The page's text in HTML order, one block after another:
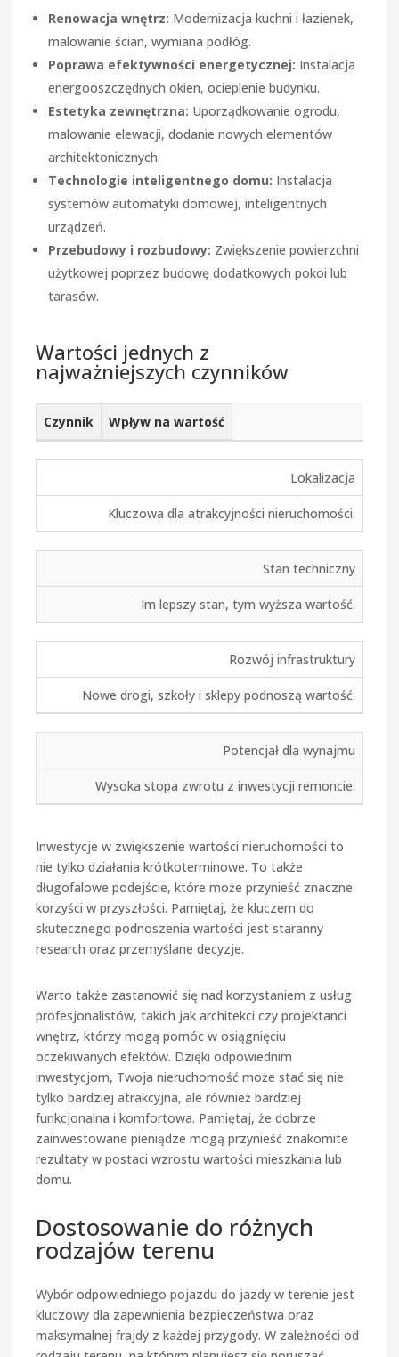
Renowacja wnętrz: Modernizacja kuchni i łazienek,
malowanie ścian, wymiana podłóg.
Poprawa efektywności energetycznej: Instalacja
energooszczędnych okien, ocieplenie budynku.
Estetyka zewnętrzna: Uporządkowanie ogrodu,
malowanie elewacji, dodanie nowych elementów
architektonicznych.
Technologie inteligentnego domu: Instalacja
systemów automatyki domowej, inteligentnych
urządzeń.
Przebudowy i rozbudowy: Zwiększenie powierzchni
użytkowej poprzez budowę dodatkowych pokoi lub
tarasów.
Wartości jednych z
najważniejszych czynników
Czynnik Wpływ na wartość
Lokalizacja
Kluczowa dla atrakcyjności nieruchomości.
Stan techniczny
Im lepszy stan, tym wyższa wartość.
Rozwój infrastruktury
Nowe drogi, szkoły i sklepy podnoszą wartość.
Potencjał dla wynajmu
Wysoka stopa zwrotu z inwestycji remoncie.
Inwestycje w zwiększenie wartości nieruchomości to
nie tylko działania krótkoterminowe. To także
długofalowe podejście, które może przynieść znaczne
korzyści w przyszłości. Pamiętaj, że kluczem do
skutecznego podnoszenia wartości jest staranny
research oraz przemyślane decyzje.
Warto także zastanowić się nad korzystaniem z usług
profesjonalistów, takich jak architekci czy projektanci
wnętrz, którzy mogą pomóc w osiągnięciu
oczekiwanych efektów. Dzięki odpowiednim
inwestycjom, Twoja nieruchomość może stać się nie
tylko bardziej atrakcyjna, ale również bardziej
funkcjonalna i komfortowa. Pamiętaj, że dobrze
zainwestowane pieniądze mogą przynieść znakomite
rezultaty w postaci wzrostu wartości mieszkania lub
domu.
Dostosowanie do różnych
rodzajów terenu
Wybór odpowiedniego pojazdu do jazdy w terenie jest
kluczowy dla zapewnienia bezpieczeństwa oraz
maksymalnej frajdy z każdej przygody. W zależności od